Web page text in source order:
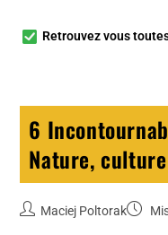
Retrouvez vous
6
Nature,
Maciej Poltorak